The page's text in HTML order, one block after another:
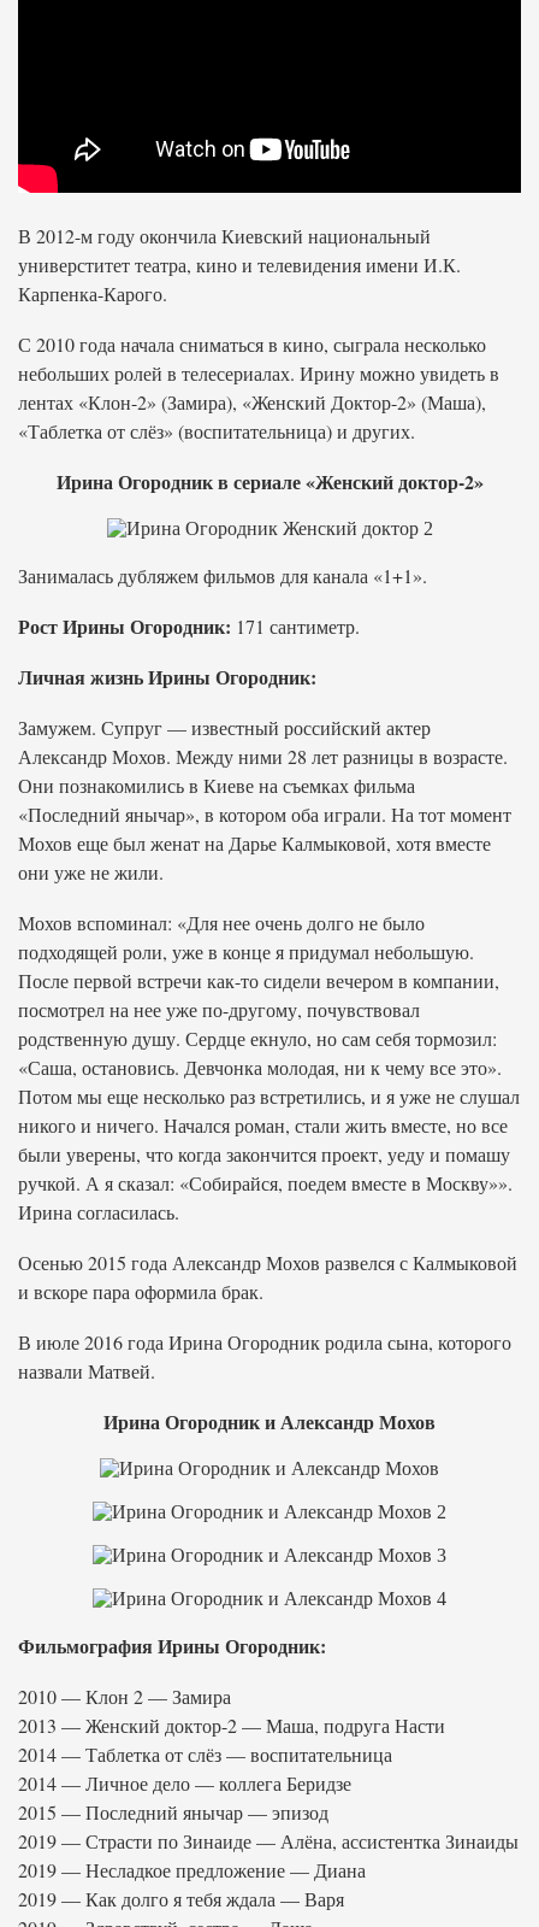
В 2012-м году окончила Киевский национальный
универститет театра, кино и телевидения имени И.К.
Карпенка-Карого.
С 2010 года начала сниматься в кино, сыграла несколько
небольших ролей в телесериалах. Ирину можно увидеть в
лентах «Клон-2» (Замира), «Женский Доктор-2» (Маша),
«Таблетка от слёз» (воспитательница) и других.
Ирина Огородник в сериале «Женский доктор-2»
Занималась дубляжем фильмов для канала «1+1».
Рост Ирины Огородник: 171 сантиметр.
Личная жизнь Ирины Огородник:
Замужем. Супруг — известный российский актер
Александр Мохов. Между ними 28 лет разницы в возрасте.
Они познакомились в Киеве на съемках фильма
«Последний янычар», в котором оба играли. На тот момент
Мохов еще был женат на Дарье Калмыковой, хотя вместе
они уже не жили.
Мохов вспоминал: «Для нее очень долго не было
подходящей роли, уже в конце я придумал небольшую.
После первой встречи как-то сидели вечером в компании,
посмотрел на нее уже по-другому, почувствовал
родственную душу. Сердце екнуло, но сам себя тормозил:
«Саша, остановись. Девчонка молодая, ни к чему все это».
Потом мы еще несколько раз встретились, и я уже не слушал
никого и ничего. Начался роман, стали жить вместе, но все
были уверены, что когда закончится проект, уеду и помашу
ручкой. А я сказал: «Собирайся, поедем вместе в Москву»».
Ирина согласилась.
Осенью 2015 года Александр Мохов развелся с Калмыковой
и вскоре пара оформила брак.
В июле 2016 года Ирина Огородник родила сына, которого
назвали Матвей.
Ирина Огородник и Александр Мохов
Фильмография Ирины Огородник:
2010 — Клон 2 — Замира
2013 — Женский доктор-2 — Маша, подруга Насти
2014 — Таблетка от слёз — воспитательница
2014 — Личное дело — коллега Беридзе
2015 — Последний янычар — эпизод
2019 — Страсти по Зинаиде — Алёна, ассистентка Зинаиды
2019 — Несладкое предложение — Диана
2019 — Как долго я тебя ждала — Варя